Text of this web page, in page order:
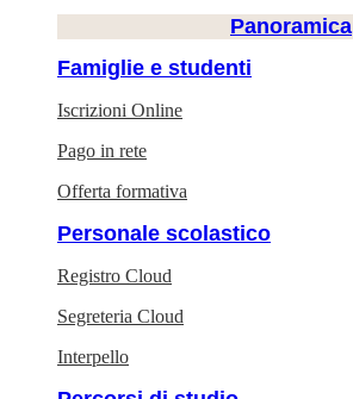
Panoramica
Famiglie e studenti
Iscrizioni Online
Pago in rete
Offerta formativa
Personale scolastico
Registro Cloud
Segreteria Cloud
Interpello